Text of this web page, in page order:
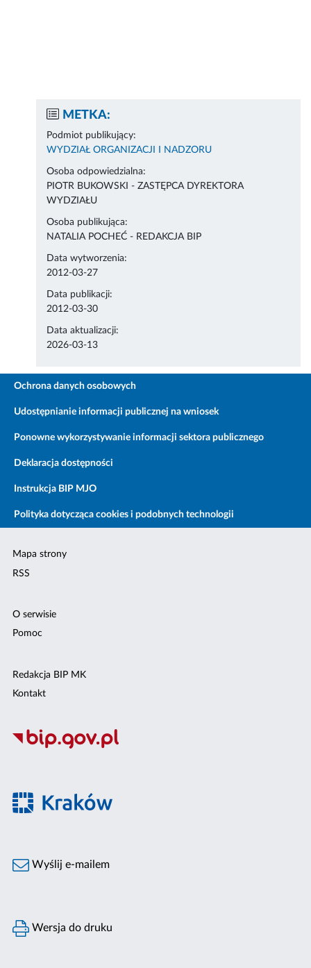
METKA:
Podmiot publikujący:
WYDZIAŁ ORGANIZACJI I NADZORU
Osoba odpowiedzialna:
PIOTR BUKOWSKI - ZASTĘPCA DYREKTORA
WYDZIAŁU
Osoba publikująca:
NATALIA POCHEĆ - REDAKCJA BIP
Data wytworzenia:
2012-03-27
Data publikacji:
2012-03-30
Data aktualizacji:
2026-03-13
Ochrona danych osobowych
Udostępnianie informacji publicznej na wniosek
Ponowne wykorzystywanie informacji sektora publicznego
Deklaracja dostępności
Instrukcja BIP MJO
Polityka dotycząca cookies i podobnych technologii
Mapa strony
RSS
O serwisie
Pomoc
Redakcja BIP MK
Kontakt
Wyślij e-mailem
Wersja do druku